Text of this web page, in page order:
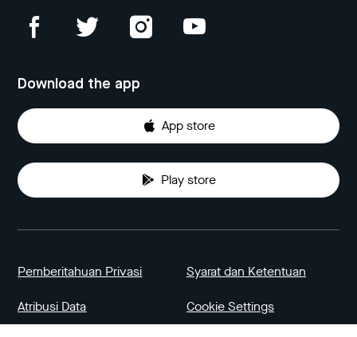
Download the app
App store
Play store
Pemberitahuan Privasi Syarat dan Ketentuan
Atribusi Data Cookie Settings